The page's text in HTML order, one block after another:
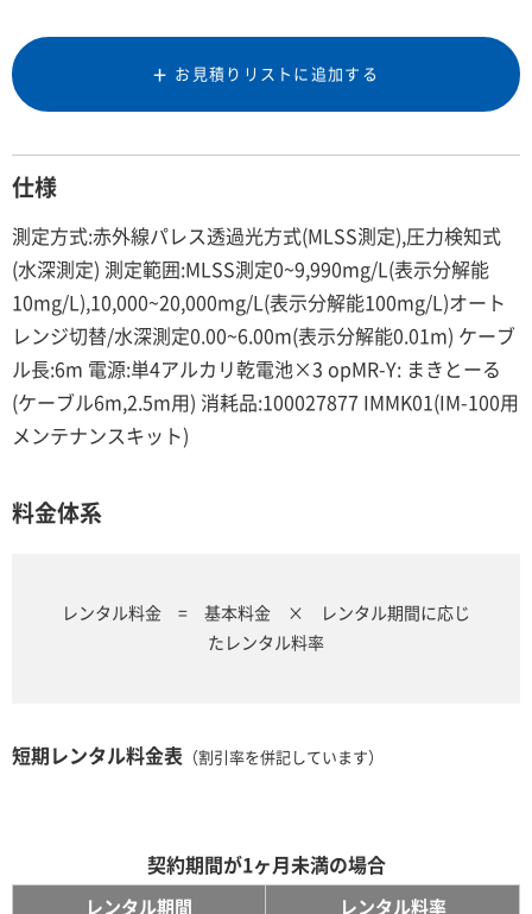
お見積りリストに追加する
仕様
測定方式:赤外線パレス透過光方式(MLSS測定),圧力検知式
(水深測定) 測定範囲:MLSS測定0~9,990mg/L(表示分解能
10mg/L),10,000~20,000mg/L(表示分解能100mg/L)オート
レンジ切替/水深測定0.00~6.00m(表示分解能0.01m) ケーブ
ル長:6m 電源:単4アルカリ乾電池×3 opMR-Y: まきとーる
(ケーブル6m,2.5m用) 消耗品:100027877 IMMK01(IM-100用
メンテナンスキット)
料金体系
レンタル料金 = 基本料金 × レンタル期間に応じ
たレンタル料率
短期レンタル料金表 （割引率を併記しています）
契約期間が1ヶ月未満の場合
レンタル期間 レンタル料率